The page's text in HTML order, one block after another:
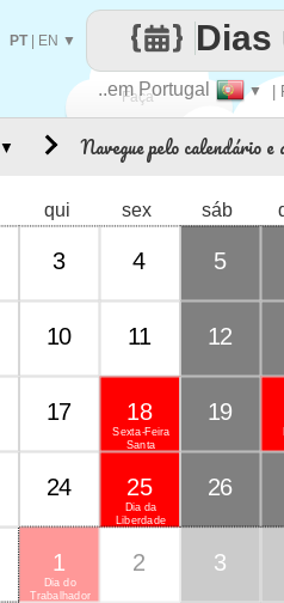
Faça
..em Portugal ▼
Dias
PT| EN ▼
Navegue pelo calendário e
qui sex sáb
3 4 5
10 11 12
17
Sexta-Feira
Santa
18 19
24
Dia da
Liberdade
25 26
Dia do
Trabalhador
1 2 3
▼